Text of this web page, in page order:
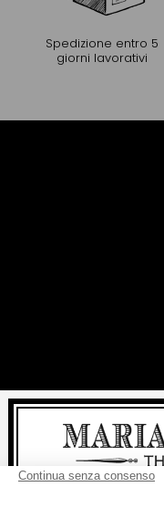
Spedizione entro 5
giorni lavorativi